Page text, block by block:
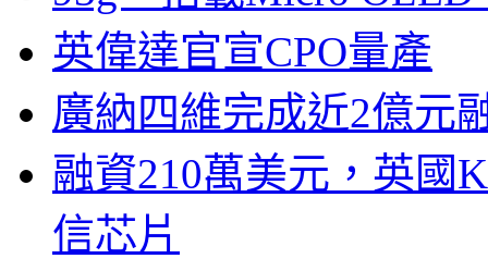
英偉達官宣CPO量產
廣納四維完成近2億元
融資210萬美元，英國
信芯片